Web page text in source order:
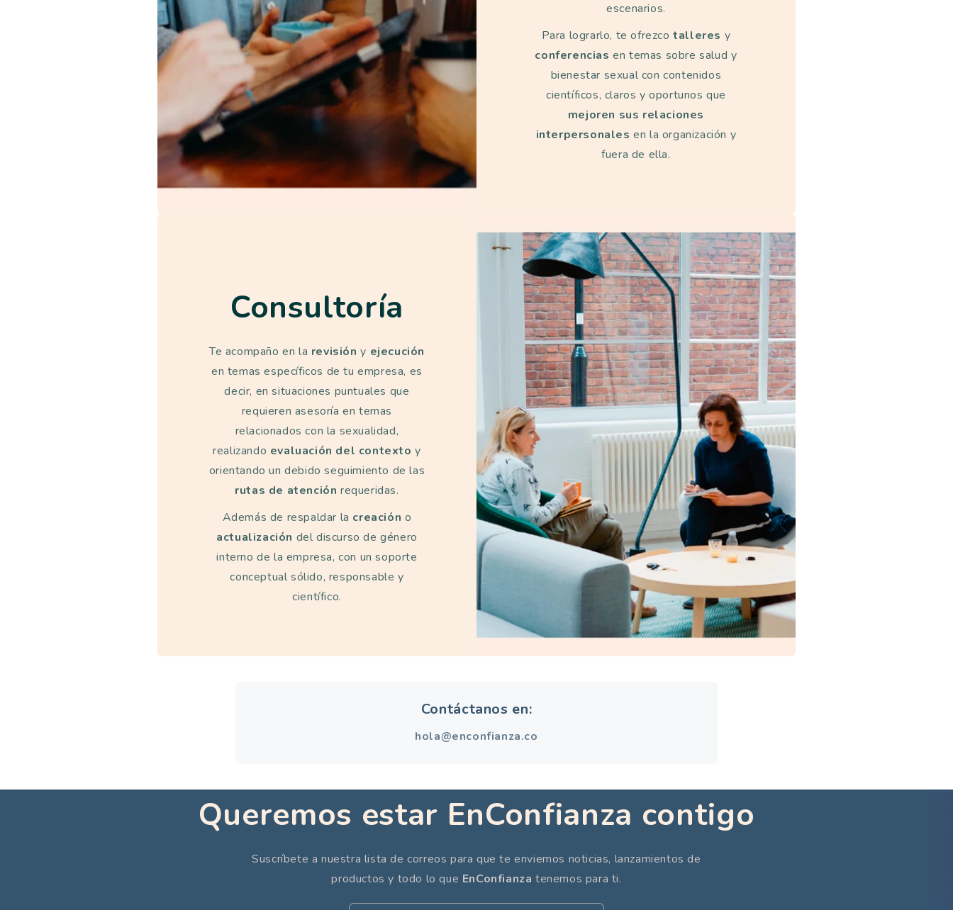
escenarios.
Para lograrlo, te ofrezcotalleres y
conferencias en temas sobre salud y
bienestar sexual con contenidos
científicos, claros y oportunos que
mejoren sus relaciones
interpersonales en la organización y
fuera de ella.
Consultoría
Te acompaño en la revisión y ejecución
en temas específicos de tu empresa, es
decir, en situaciones puntuales que
requieren asesoría en temas
relacionados con la sexualidad,
realizando evaluación del contexto y
orientando un debido seguimiento de las
rutas de atenciónrequeridas.
Además de respaldar la creación o
actualización del discurso de género
interno de la empresa, con un soporte
conceptual sólido, responsable y
científico.
Contáctanos en:
hola@enconfianza.co
Queremos estar EnConfianza contigo
Suscríbete a nuestra lista de correos para que te enviemos noticias, lanzamientos de
productos y todo lo que EnConfianza tenemos para ti.